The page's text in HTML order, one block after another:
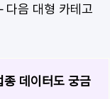
다음 대형 카테고
종 데이터도 궁금